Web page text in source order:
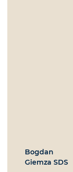
Bogdan
Giemza SDS